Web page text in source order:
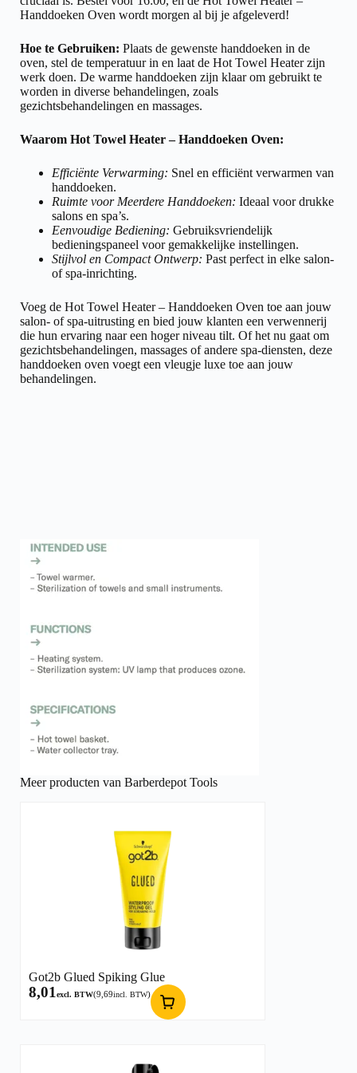
Handdoeken Oven wordt morgen al bij je afgeleverd!
Hoe te Gebruiken: Plaats de gewenste handdoeken in de
oven, stel de temperatuur in en laat de Hot Towel Heater zijn
werk doen. De warme handdoeken zijn klaar om gebruikt te
worden in diverse behandelingen, zoals
gezichtsbehandelingen en massages.
Waarom Hot Towel Heater – Handdoeken Oven:
Efficiënte Verwarming: Snel en efficiënt verwarmen van
handdoeken.
Ruimte voor Meerdere Handdoeken: Ideaal voor drukke
salons en spa’s.
Eenvoudige Bediening: Gebruiksvriendelijk
bedieningspaneel voor gemakkelijke instellingen.
Stijlvol en Compact Ontwerp: Past perfect in elke salon-
of spa-inrichting.
Voeg de Hot Towel Heater – Handdoeken Oven toe aan jouw
salon- of spa-uitrusting en bied jouw klanten een verwennerij
die hun ervaring naar een hoger niveau tilt. Of het nu gaat om
gezichtsbehandelingen, massages of andere spa-diensten, deze
handdoeken oven voegt een vleugje luxe toe aan jouw
behandelingen.
Meer producten van Barberdepot Tools
Got2b Glued Spiking Glue
8,01excl. BTW(9,69incl. BTW)